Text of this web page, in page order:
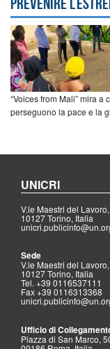
“Voices from Mali” mira
perseguono la pace e la
UNICRI
V.le Maestri del
10127 Torino, Italia
Sede
V.le Maestri del
10127 Torino, Italia
Tel. +39 0116537111
Fax +39 0116313368
Ufficio di
Piazza di San Marco,